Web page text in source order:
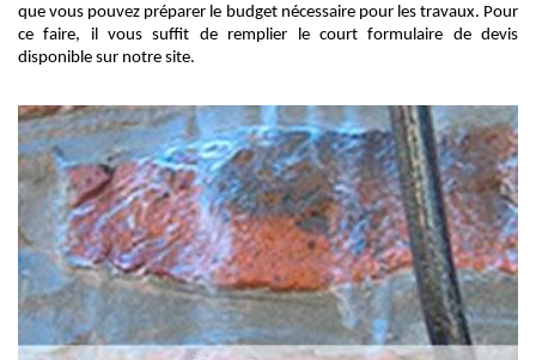
que vous pouvez préparer le budget nécessaire pour les travaux. Pour
ce faire, il vous suffit de remplier le court formulaire de devis
disponible sur notre site.